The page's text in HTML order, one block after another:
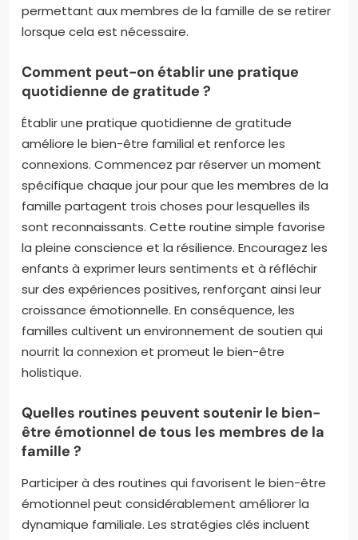
permettant aux membres de la famille de se retirer
lorsque cela est nécessaire.
Comment peut-on établir une pratique
quotidienne de gratitude ?
Établir une pratique quotidienne de gratitude
améliore le bien-être familial et renforce les
connexions. Commencez par réserver un moment
spécifique chaque jour pour que les membres de la
famille partagent trois choses pour lesquelles ils
sont reconnaissants. Cette routine simple favorise
la pleine conscience et la résilience. Encouragez les
enfants à exprimer leurs sentiments et à réfléchir
sur des expériences positives, renforçant ainsi leur
croissance émotionnelle. En conséquence, les
familles cultivent un environnement de soutien qui
nourrit la connexion et promeut le bien-être
holistique.
Quelles routines peuvent soutenir le bien-
être émotionnel de tous les membres de la
famille ?
Participer à des routines qui favorisent le bien-être
émotionnel peut considérablement améliorer la
dynamique familiale. Les stratégies clés incluent